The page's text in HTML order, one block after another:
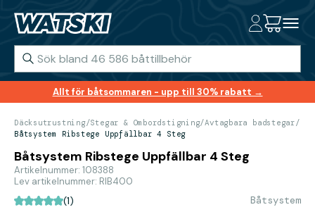
Allt för båtsommaren - upp till 30% rabatt →
Däcksutrustning/Stegar & Ombordstigning/Avtagbara badstegar/
Båtsystem Ribstege Uppfällbar 4 Steg
Båtsystem Ribstege Uppfällbar 4 Steg
Artikelnummer: 108388
Lev artikelnummer: RIB400
(1) Båtsystem